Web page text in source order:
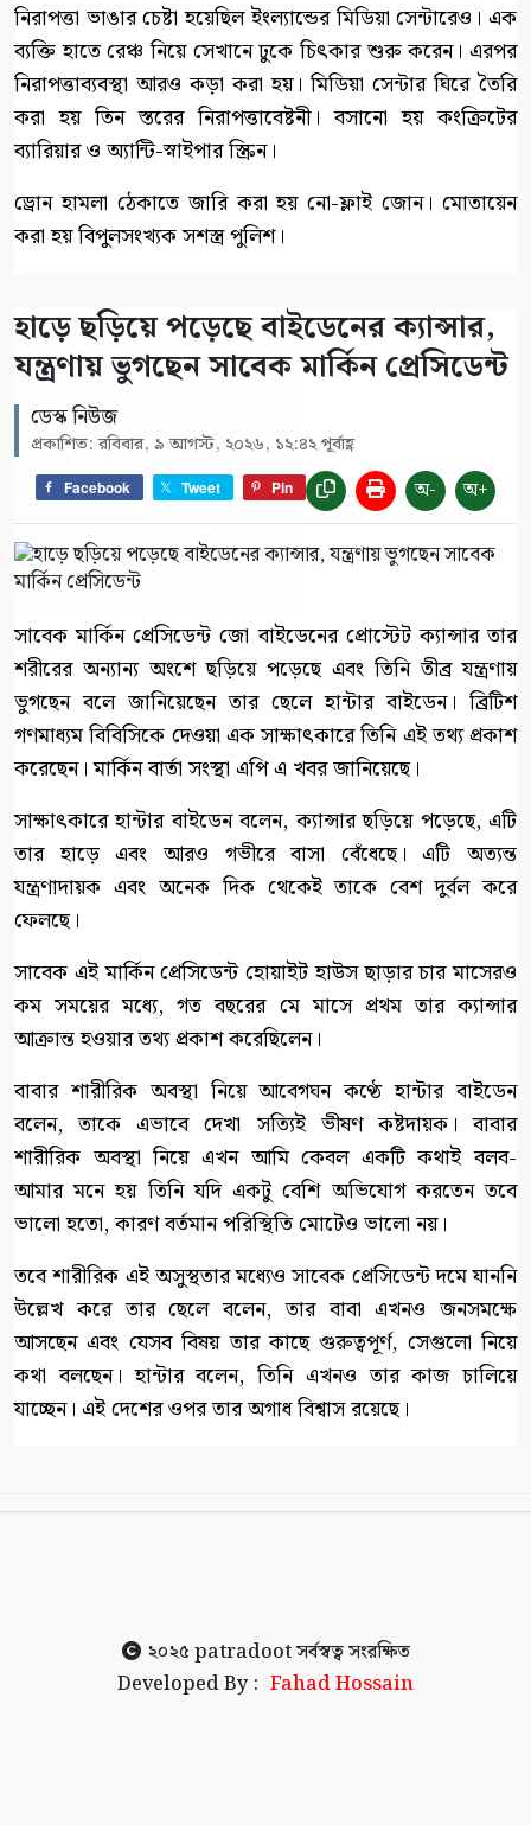
নিরাপত্তা ভাঙার চেষ্টা হয়েছিল ইংল্যান্ডের মিডিয়া সেন্টারেও। এক
ব্যক্তি হাতে রেঞ্চ নিয়ে সেখানে ঢুকে চিৎকার শুরু করেন। এরপর
নিরাপত্তাব্যবস্থা আরও কড়া করা হয়। মিডিয়া সেন্টার ঘিরে তৈরি
করা হয় তিন স্তরের নিরাপত্তাবেষ্টনী। বসানো হয় কংক্রিটের
ব্যারিয়ার ও অ্যান্টি-স্নাইপার স্ক্রিন।
ড্রোন হামলা ঠেকাতে জারি করা হয় নো-ফ্লাই জোন। মোতায়েন
করা হয় বিপুলসংখ্যক সশস্ত্র পুলিশ।
হাড়ে ছড়িয়ে পড়েছে বাইডেনের ক্যান্সার,
যন্ত্রণায় ভুগছেন সাবেক মার্কিন প্রেসিডেন্ট
ডেস্ক নিউজ
প্রকাশিত: রবিবার, ৯ আগস্ট, ২০২৬, ১২:৪২ পূর্বাহ্ণ
Facebook Tweet Pin অ- অ+
সাবেক মার্কিন প্রেসিডেন্ট জো বাইডেনের প্রোস্টেট ক্যান্সার তার
শরীরের অন্যান্য অংশে ছড়িয়ে পড়েছে এবং তিনি তীব্র যন্ত্রণায়
ভুগছেন বলে জানিয়েছেন তার ছেলে হান্টার বাইডেন। ব্রিটিশ
গণমাধ্যম বিবিসিকে দেওয়া এক সাক্ষাৎকারে তিনি এই তথ্য প্রকাশ
করেছেন। মার্কিন বার্তা সংস্থা এপি এ খবর জানিয়েছে।
সাক্ষাৎকারে হান্টার বাইডেন বলেন, ক্যান্সার ছড়িয়ে পড়েছে, এটি
তার হাড়ে এবং আরও গভীরে বাসা বেঁধেছে। এটি অত্যন্ত
যন্ত্রণাদায়ক এবং অনেক দিক থেকেই তাকে বেশ দুর্বল করে
ফেলছে।
সাবেক এই মার্কিন প্রেসিডেন্ট হোয়াইট হাউস ছাড়ার চার মাসেরও
কম সময়ের মধ্যে, গত বছরের মে মাসে প্রথম তার ক্যান্সার
আক্রান্ত হওয়ার তথ্য প্রকাশ করেছিলেন।
বাবার শারীরিক অবস্থা নিয়ে আবেগঘন কণ্ঠে হান্টার বাইডেন
বলেন, তাকে এভাবে দেখা সত্যিই ভীষণ কষ্টদায়ক। বাবার
শারীরিক অবস্থা নিয়ে এখন আমি কেবল একটি কথাই বলব-
আমার মনে হয় তিনি যদি একটু বেশি অভিযোগ করতেন তবে
ভালো হতো, কারণ বর্তমান পরিস্থিতি মোটেও ভালো নয়।
তবে শারীরিক এই অসুস্থতার মধ্যেও সাবেক প্রেসিডেন্ট দমে যাননি
উল্লেখ করে তার ছেলে বলেন, তার বাবা এখনও জনসমক্ষে
আসছেন এবং যেসব বিষয় তার কাছে গুরুত্বপূর্ণ, সেগুলো নিয়ে
কথা বলছেন। হান্টার বলেন, তিনি এখনও তার কাজ চালিয়ে
যাচ্ছেন। এই দেশের ওপর তার অগাধ বিশ্বাস রয়েছে।
২০২৫ patradootসর্বস্বত্ব সংরক্ষিত
Developed By : Fahad Hossain